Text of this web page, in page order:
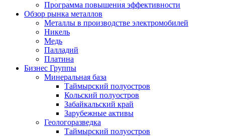
Программа повышения эффективности
Обзор рынка металлов
Металлы в производстве электромобилей
Никель
Медь
Палладий
Платина
Бизнес Группы
Минеральная база
Таймырский полуостров
Кольский полуостров
Забайкальский край
Зарубежные активы
Геологоразведка
Таймырский полуостров